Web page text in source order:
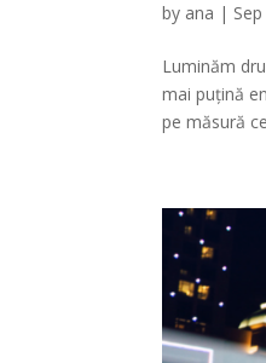
by ana |
Luminăm
mai puțină
pe măsură